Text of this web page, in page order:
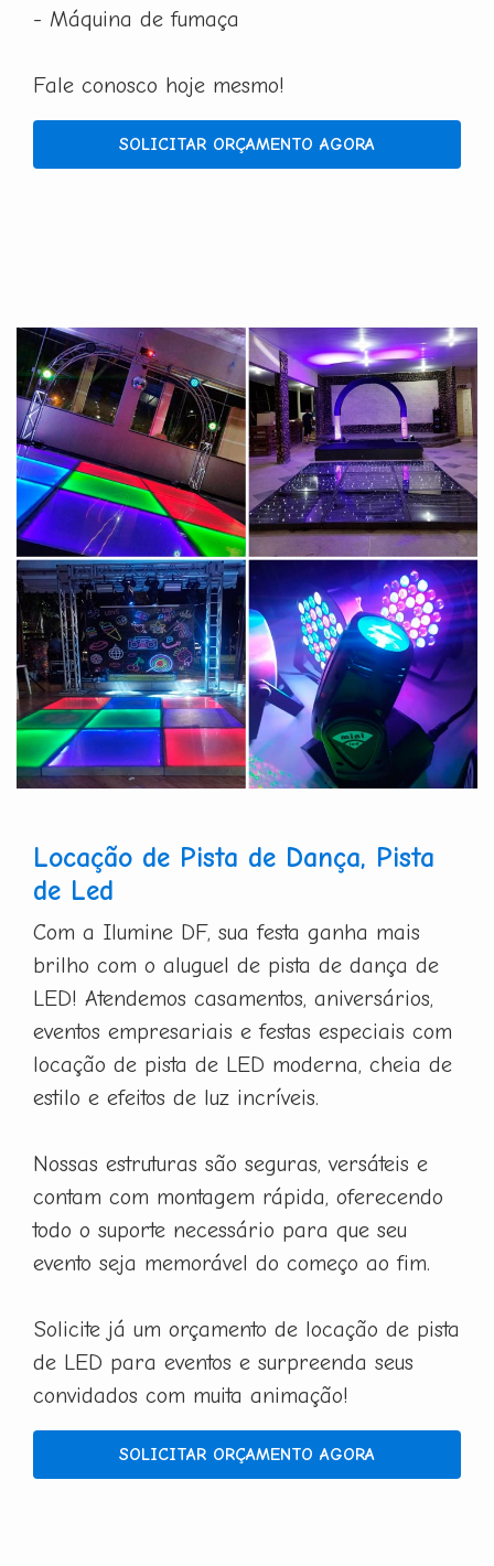
- Máquina de fumaça
Fale conosco hoje mesmo!
SOLICITAR ORÇAMENTO AGORA
Locação de Pista de Dança, Pista
de Led
Com a Ilumine DF, sua festa ganha mais
brilho com o aluguel de pista de dança de
LED! Atendemos casamentos, aniversários,
eventos empresariais e festas especiais com
locação de pista de LED moderna, cheia de
estilo e efeitos de luz incríveis.
Nossas estruturas são seguras, versáteis e
contam com montagem rápida, oferecendo
todo o suporte necessário para que seu
evento seja memorável do começo ao fim.
Solicite já um orçamento de locação de pista
de LED para eventos e surpreenda seus
convidados com muita animação!
SOLICITAR ORÇAMENTO AGORA